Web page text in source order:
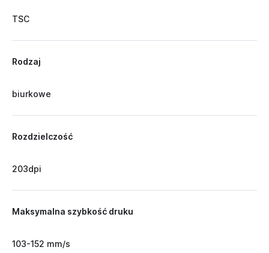
TSC
Rodzaj
biurkowe
Rozdzielczość
203dpi
Maksymalna szybkość druku
103-152 mm/s